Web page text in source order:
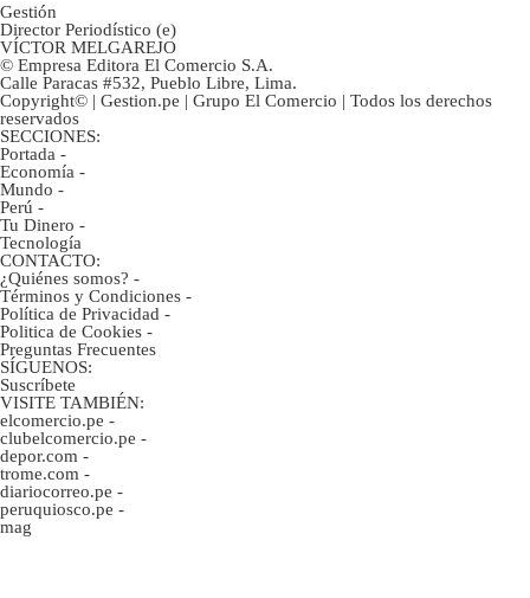
Gestión
Director Periodístico (e)
VÍCTOR MELGAREJO
© Empresa Editora El Comercio S.A.
Calle Paracas #532, Pueblo Libre, Lima.
Copyright© | Gestion.pe | Grupo El Comercio | Todos los derechos
reservados
SECCIONES:
Portada -
Economía -
Mundo -
Perú -
Tu Dinero -
Tecnología
CONTACTO:
¿Quiénes somos? -
Términos y Condiciones -
Política de Privacidad -
Politica de Cookies -
Preguntas Frecuentes
SÍGUENOS:
Suscríbete
VISITE TAMBIÉN:
elcomercio.pe -
clubelcomercio.pe -
depor.com -
trome.com -
diariocorreo.pe -
peruquiosco.pe -
mag